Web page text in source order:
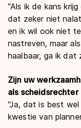
"Als ik de kans
dat zeker niet
en ik wil ook niet
nastreven, maar
haalbaar, ga ik dat
Zijn uw
als
"Ja, dat is best
kwestie van